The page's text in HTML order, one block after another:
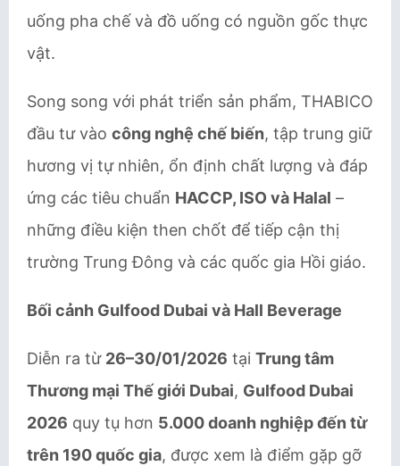
uống pha chế và đồ uống có nguồn gốc thực
vật.
Song song với phát triển sản phẩm, THABICO
đầu tư vào công nghệ chế biến, tập trung giữ
hương vị tự nhiên, ổn định chất lượng và đáp
ứng các tiêu chuẩn HACCP, ISO và Halal –
những điều kiện then chốt để tiếp cận thị
trường Trung Đông và các quốc gia Hồi giáo.
Bối cảnh Gulfood Dubai và Hall Beverage
Diễn ra từ 26–30/01/2026 tại Trung tâm
Thương mại Thế giới Dubai, Gulfood Dubai
2026 quy tụ hơn 5.000 doanh nghiệp đến từ
trên 190 quốc gia, được xem là điểm gặp gỡ